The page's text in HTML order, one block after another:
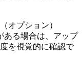
オプション）
ある場合は、アップ
を視覚的に確認で